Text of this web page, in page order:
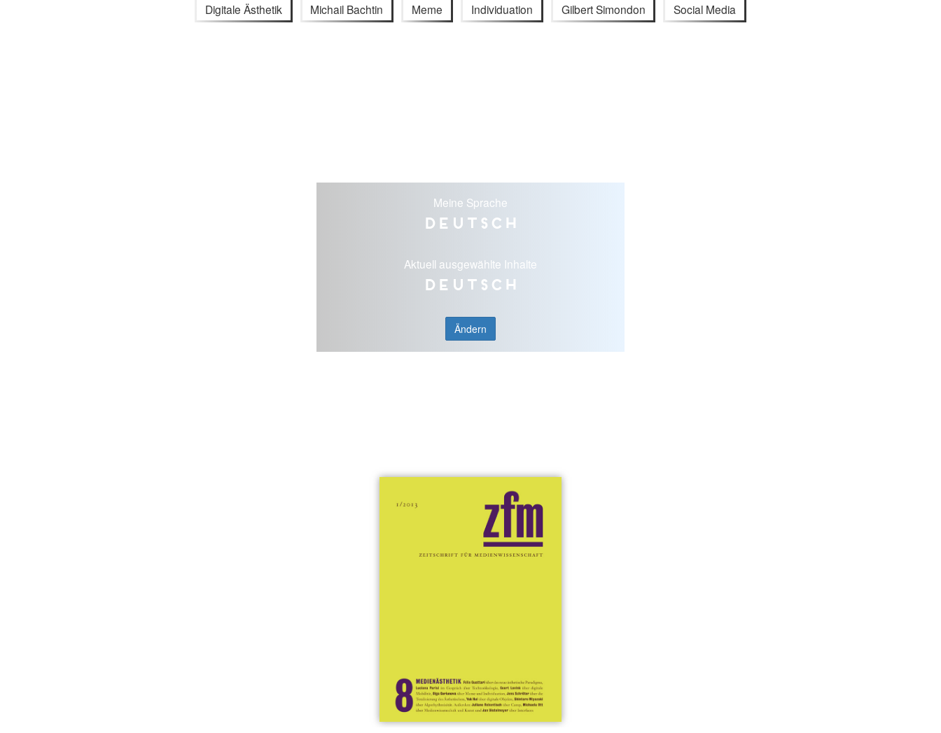
Digitale Ästhetik Michail Bachtin Meme Individuation Gilbert Simondon Social Media
Meine Sprache
Deutsch
Aktuell ausgewählte Inhalte
Deutsch
Ändern